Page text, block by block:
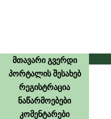
მთავარი გვერდი
პორტალის შესახებ
რეგისტრაცია
ნაწარმოებები
კომენტარები